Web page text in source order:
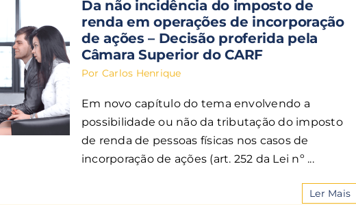
Da não incidência do imposto de
renda em operações de incorporação
de ações – Decisão proferida pela
Câmara Superior do CARF
Por Carlos Henrique
Em novo capítulo do tema envolvendo a
possibilidade ou não da tributação do imposto
de renda de pessoas físicas nos casos de
incorporação de ações (art. 252 da Lei nº ...
Ler Mais